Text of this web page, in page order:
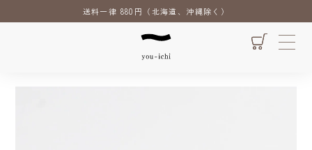
送料一律 880円（北海道、沖縄除く）